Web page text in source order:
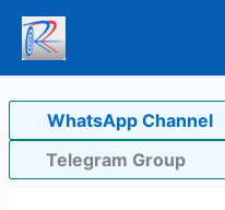
Skip
content
WhatsApp Channel
Telegram Group